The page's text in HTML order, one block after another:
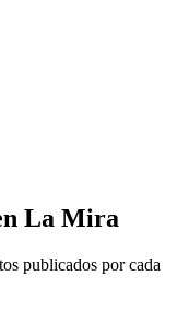
La Mira
publicados por cada